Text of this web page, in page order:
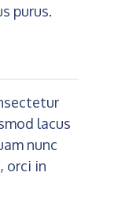
purus.
lacus
nunc
orci in